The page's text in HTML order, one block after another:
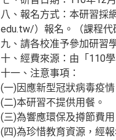
八、報名方式：本研習採
edu.tw/）報名。（課程代
九、請各校准予參加研習
十、經費來源：由「110
十一、注意事項：
(一)因應新型冠狀病毒疫
(二)本研習不提供用餐。
(三)為響應環保及撙節費
(四)為珍惜教育資源，經